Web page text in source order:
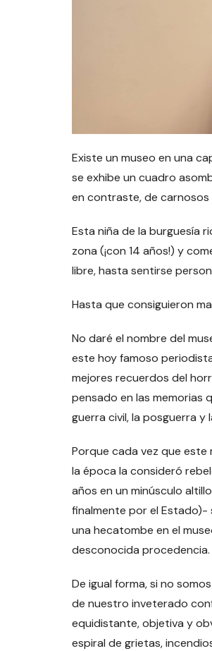
Existe un museo en una
se exhibe un cuadro
en contraste, de
Esta niña de la burguesía
zona (¡con 14 años!) y
libre, hasta sentirse
Hasta que consiguieron
No daré el nombre del
este hoy famoso
mejores recuerdos del
pensado en las memorias
guerra civil, la posguerra y
Porque cada vez que
la época la consideró
años en un minúsculo
finalmente por el Estado)-
una hecatombe en el
desconocida procedencia.
De igual forma, si no
de nuestro inveterado
equidistante, objetiva y
espiral de grietas,